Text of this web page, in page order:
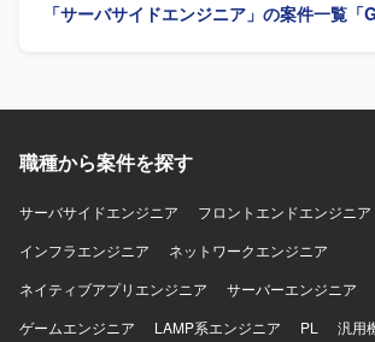
に対応していける方を歓迎いたします。
携わることができます。 日常的なリファ
ている組織で働くことができます。 設計か
サイクル開発に関わることで、エンジニア
設する方の夢や、成長したショップの決済
ることを実感できる環境です。 【開発環境】 クラウドサー
ビス（AWS/GCP等）を活用し、コンテナ化
ンな開発環境が整備されています。
っていただきます。クライアントや関係部
ビスや外部システムとのAPI連携、システ
題の発見・整理・解決、チームメンバーへ
などもお任せいたします。 【求める人物像】 仕事へのエネ
す。指示待ちではなく自ら課題を見つけて
懸念点を早い段階で共有できる方を歓迎い
ュニケーション量が多くレスポンスが早い
境でも進捗や考えを適切に共有できる方、
「サーバサイドエンジニア」の案件一覧
職種から案件を探す
サーバサイドエンジニア
フロントエンドエンジニア
インフラエンジニア
ネットワークエンジニア
ネイティブアプリエンジニア
サーバーエンジニア
ゲームエンジニア
LAMP系エンジニア PL 汎用